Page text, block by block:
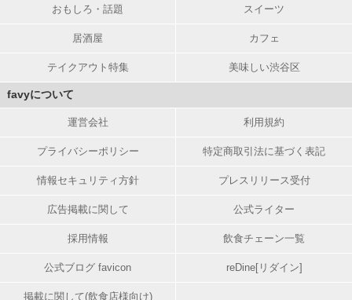
おもしろ・話題 スイーツ
居酒屋 カフェ
テイクアウト特集 美味しい渋谷区
favyについて
運営会社 利用規約
プライバシーポリシー 特定商取引法に基づく表記
情報セキュリティ方針 プレスリリース受付
広告掲載に関して 公式ライター
採用情報 飲食チェーン一覧
公式ブログ favicon reDine[リダイン]
掲載に関して(飲食店様向け)